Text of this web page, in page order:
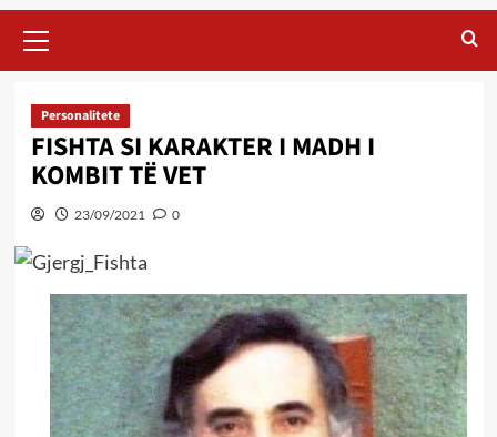
Menu
Personalitete
FISHTA SI KARAKTER I MADH I
KOMBIT TË VET
23/09/2021 0